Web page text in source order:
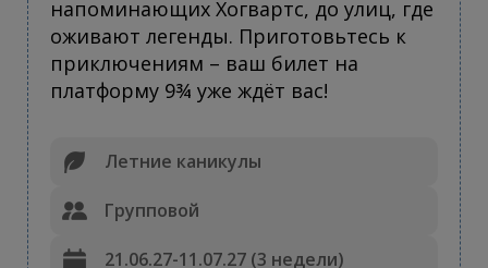
напоминающих Хогвартс, до улиц, где
оживают легенды. Приготовьтесь к
приключениям – ваш билет на
платформу 9¾ уже ждёт вас!
Летние каникулы
Групповой
21.06.27-11.07.27 (3 недели)